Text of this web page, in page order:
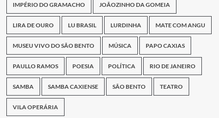
IMPÉRIO DO GRAMACHO JOÃOZINHO DA GOMEIA
LIRA DE OURO LU BRASIL LURDINHA MATE COM ANGU
MUSEU VIVO DO SÃO BENTO MÚSICA PAPO CAXIAS
PAULLO RAMOS POESIA POLÍTICA RIO DE JANEIRO
SAMBA SAMBA CAXIENSE SÃO BENTO TEATRO
VILA OPERÁRIA